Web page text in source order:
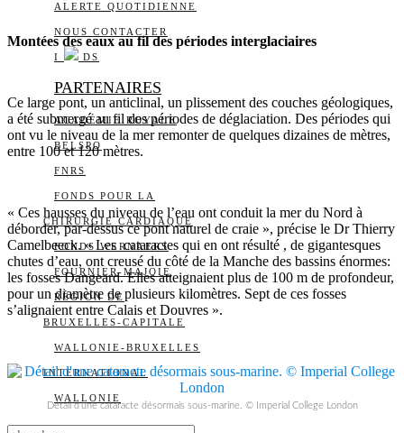
ALERTE QUOTIDIENNE
NOUS CONTACTER
I DS
PARTENAIRES
ACADÉMIE ROYALE
BELSPO
FNRS
FONDS POUR LA
CHIRURGIE CARDIAQUE
FONDS WERNAERS
FOURNIER-MAJOIE
RÉGION DE
BRUXELLES-CAPITALE
WALLONIE-BRUXELLES
INTERNATIONAL
WALLONIE
Montées des eaux au fil des périodes interglaciaires
Ce large pont, un anticlinal, un plissement des couches géologiques,
a été submergé au fil des périodes de déglaciation. Des périodes qui
ont vu le niveau de la mer remonter de quelques dizaines de mètres,
entre 100 et 120 mètres.
« Ces hausses du niveau de l’eau ont conduit la mer du Nord à
déborder, par-dessus ce pont naturel de craie », précise le Dr Thierry
Camelbeeck. « Les cataractes qui en ont résulté , de gigantesques
chutes d’eau, ont creusé du côté de la Manche des bassins énormes:
les fosses Dangeard. Elles atteignaient plus de 100 m de profondeur,
pour un diamètre de plusieurs kilomètres. Sept de ces fosses
s’alignaient entre Calais et Douvres ».
Détail d’une cataracte désormais sous-marine. © Imperial College London